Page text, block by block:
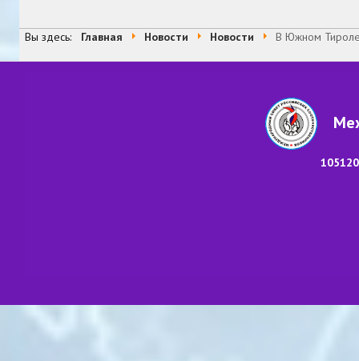
Вы здесь: Главная Новости Новости В Южном Тироле